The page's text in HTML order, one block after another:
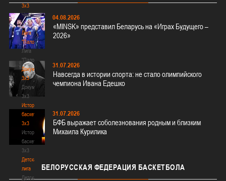
3х3
Чемпионат
3х3
Лига
"Палова"
Лига
"Палова"
Документы
3х3
Документы
3х3
История
баскетбола
3х3
История
баскетбола
3х3
Детская
лига
Детская
04.08.2026
«MINSK» представил Беларусь на «Играх Будущего –
2026»
31.07.2026
Навсегда в истории спорта: не стало олимпийского
чемпиона Ивана Едешко
31.07.2026
БФБ выражает соболезнования родным и близким
Михаила Курилика
БЕЛОРУССКАЯ ФЕДЕРАЦИЯ БАСКЕТБОЛА